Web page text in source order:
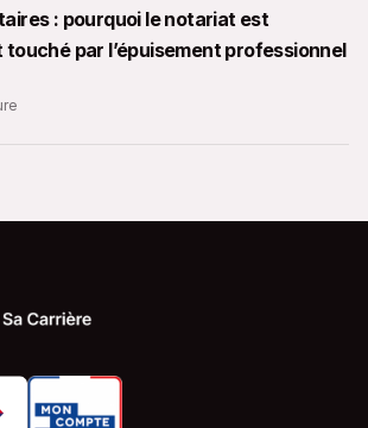
: pourquoi le notariat est
par l’épuisement professionnel